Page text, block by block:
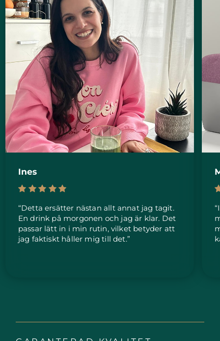
Ines
“Detta ersätter nästan allt annat jag tagit.
En drink på morgonen och jag är klar. Det
passar lätt in i min rutin, vilket betyder att
jag faktiskt håller mig till det.”